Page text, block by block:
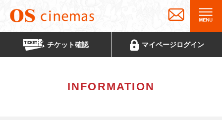
チケット確認 マイページログイン
INFORMATION